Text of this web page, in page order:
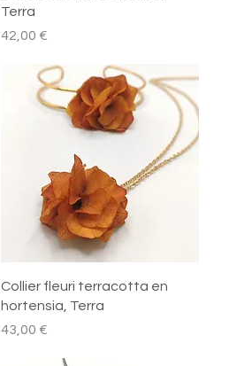
Terra
Prix
42,00 €
Aperçu rapide
Collier fleuri terracotta en
hortensia, Terra
Prix
43,00 €